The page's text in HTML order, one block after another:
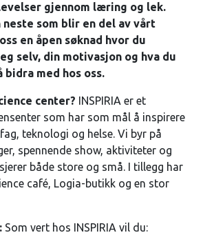
gjennom læring og lek.
neste som blir en del av vårt
en åpen søknad hvor du
selv, din motivasjon og hva du
bidra med hos oss.
center? INSPIRIA er et
som har som mål å inspirere
teknologi og helse. Vi byr på
spennende show, aktiviteter og
både store og små. I tillegg har
café, Logia-butikk og en stor
Som vert hos INSPIRIA vil du: